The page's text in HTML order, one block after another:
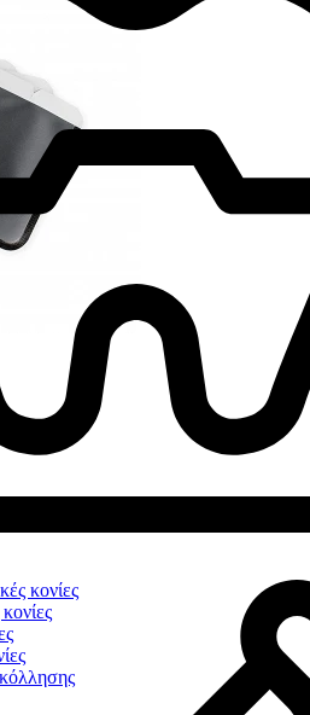
κονίες